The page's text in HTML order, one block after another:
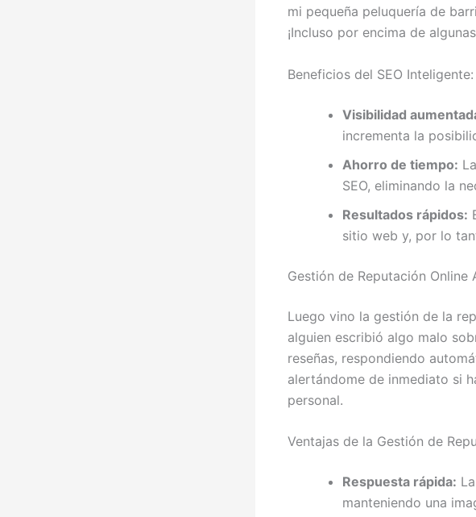
mi pequeña peluquería de
¡Incluso por encima de
Beneficios del SEO Inteligente:
Visibilidad
incrementa la
Ahorro de tiempo:
SEO, eliminando la
Resultados rápidos:
sitio web y, por lo
Gestión de Reputación Online
Luego vino la gestión de la
alguien escribió algo malo
reseñas, respondiendo
alertándome de inmediato si
personal.
Ventajas de la Gestión de
Respuesta rápida:
manteniendo una